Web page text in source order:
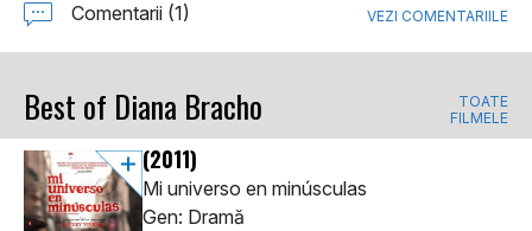
Comentarii (1) VEZI COMENTARIILE
Best of Diana Bracho
TOATE
FILMELE
(2011)
Mi universo en minúsculas
Gen: Dramă